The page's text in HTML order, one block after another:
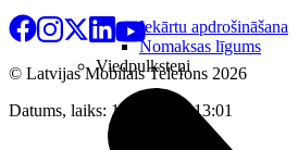
Iekārtu apdrošināšana
Nomaksas līgums
Viedpulksteņi
© Latvijas Mobilais Telefons 2026
Datums, laiks: 10.08.2026 13:01